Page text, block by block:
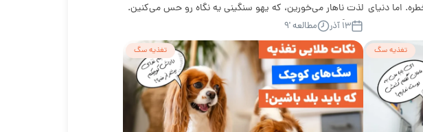
اما دنیای لذت ناهار می‌خورین، که یهو سنگینی یه نگاه رو حس می‌کنین.
برمی‌گردین...
۱۳ آذر مطالعه '۹
تغذیه سگ تغذیه سگ